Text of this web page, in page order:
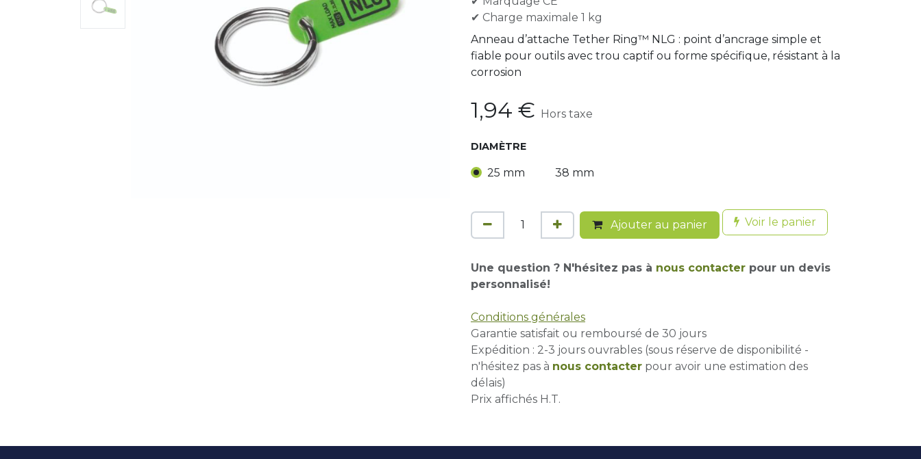
✔ Charge maximale 1 kg
Anneau d’attache Tether Ring™ NLG : point d’ancrage simple et
fiable pour outils avec trou captif ou forme spécifique, résistant à la
corrosion
1,94 € Hors taxe
DIAMÈTRE
25 mm 38 mm
Ajouter au panier Voir le panier
Une question ? N'hésitez pas à nous contacter pour un devis
personnalisé!
Conditions générales
Garantie satisfait ou remboursé de 30 jours
Expédition : 2-3 jours ouvrables (sous réserve de disponibilité -
n'hésitez pas à nous contacter pour avoir une estimation des
délais)
Prix affichés H.T.